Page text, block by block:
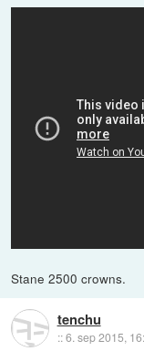
Stane 2500 crowns.
tenchu
::6. sep 2015,